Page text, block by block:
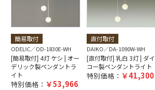
簡易取付
ODELIC OD-1830E-WH
[簡易取付] 4灯 ケシ | オー
デリック製ペンダントラ
イト
特別価格： 53,966
直付取付
DAIKO DA-1090W-WH
[直付取付] 乳白 3灯 | ダイ
コー製ペンダントライト
特別価格： 41,300